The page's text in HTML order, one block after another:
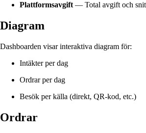
Plattformsavgift — Total avgift och
Diagram
Dashboarden visar interaktiva diagram för:
Intäkter per dag
Ordrar per dag
Besök per källa (direkt, QR-kod, etc.)
Ordrar